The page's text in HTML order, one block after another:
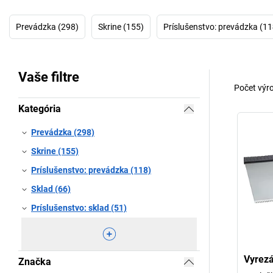
Prevádzka (298) Skrine (155) Príslušenstvo: prevádzka
Vaše filtre
Kategória
Prevádzka (298)
Skrine (155)
Príslušenstvo: prevádzka (118)
Sklad (66)
Príslušenstvo: sklad (51)
Značka
Počet